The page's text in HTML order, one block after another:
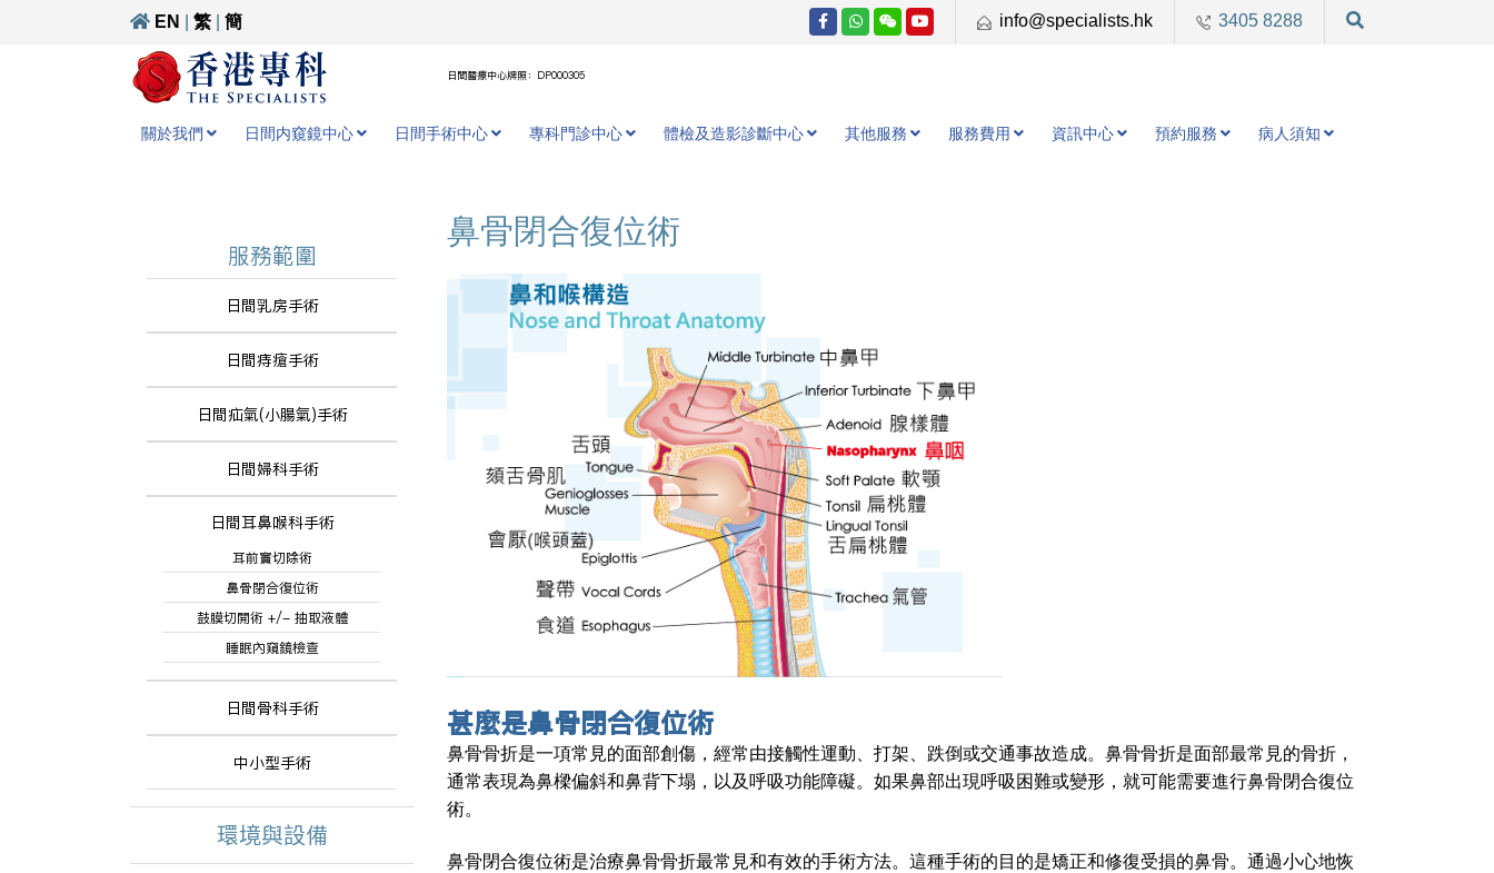
EN 繁 簡 info@specialists.hk 3405 8288
日間醫療中心牌照：DP000305
關於我們 日間内窺鏡中心 日間手術中心 專科門診中心 體檢及造影診斷中心 其他服務 服務費用 資訊中心 預約服務 病人須知
服務範圍
日間乳房手術
日間痔瘡手術
日間疝氣(小腸氣)手術
日間婦科手術
日間耳鼻喉科手術
耳前竇切除術
鼻骨閉合復位術
鼓膜切開術 +/- 抽取液體
睡眠內窺鏡檢查
日間骨科手術
中小型手術
環境與設備
鼻骨閉合復位術
甚麼是鼻骨閉合復位術
鼻骨骨折是一項常見的面部創傷，經常由接觸性運動、打架、跌倒或交通事故造成。鼻骨骨折是面部最常見的骨折，
通常表現為鼻樑偏斜和鼻背下塌，以及呼吸功能障礙。如果鼻部出現呼吸困難或變形，就可能需要進行鼻骨閉合復位
術。
鼻骨閉合復位術是治療鼻骨骨折最常見和有效的手術方法。這種手術的目的是矯正和修復受損的鼻骨。通過小心地恢